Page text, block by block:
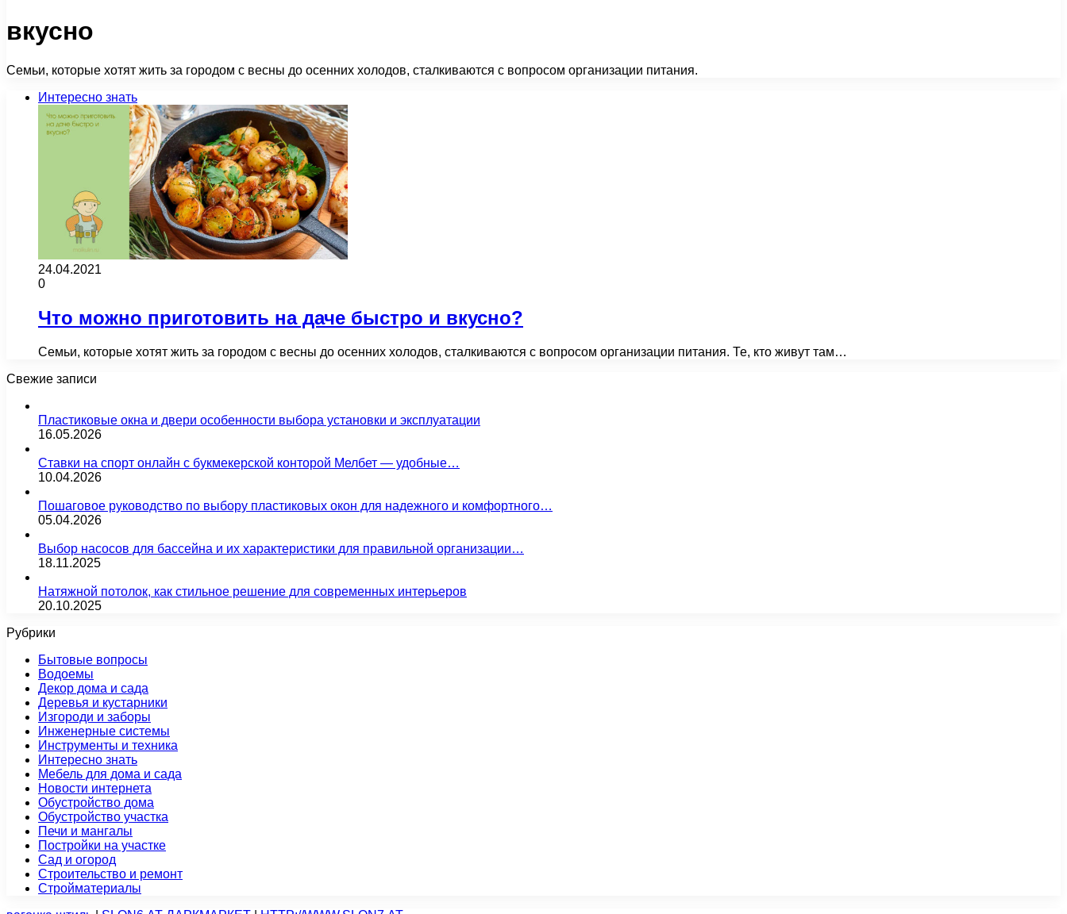
вкусно
Семьи, которые хотят жить за городом с весны до осенних холодов, сталкиваются с вопросом организации питания.
Интересно знать
24.04.2021
0
Что можно приготовить на даче быстро и вкусно?
Семьи, которые хотят жить за городом с весны до осенних холодов, сталкиваются с вопросом организации питания. Те, кто живут там…
Свежие записи
Пластиковые окна и двери особенности выбора установки и эксплуатации
16.05.2026
Ставки на спорт онлайн с букмекерской конторой Мелбет — удобные…
10.04.2026
Пошаговое руководство по выбору пластиковых окон для надежного и комфортного…
05.04.2026
Выбор насосов для бассейна и их характеристики для правильной организации…
18.11.2025
Натяжной потолок, как стильное решение для современных интерьеров
20.10.2025
Рубрики
Бытовые вопросы
Водоемы
Декор дома и сада
Деревья и кустарники
Изгороди и заборы
Инженерные системы
Инструменты и техника
Интересно знать
Мебель для дома и сада
Новости интернета
Обустройство дома
Обустройство участка
Печи и мангалы
Постройки на участке
Сад и огород
Строительство и ремонт
Стройматериалы